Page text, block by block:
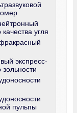
угля
экспресс-
зольности
пульпы